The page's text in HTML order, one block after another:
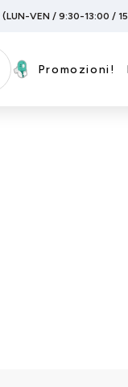
(LUN-VEN / 9:30-13:00 /
Promozioni!